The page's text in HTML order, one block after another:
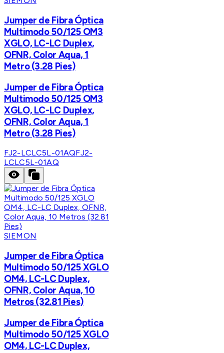
Jumper de Fibra Óptica
Multimodo 50/125 OM3
XGLO, LC-LC Duplex,
OFNR, Color Aqua, 1
Metro (3.28 Pies)
Jumper de Fibra Óptica
Multimodo 50/125 OM3
XGLO, LC-LC Duplex,
OFNR, Color Aqua, 1
Metro (3.28 Pies)
FJ2-LCLC5L-01AQFJ2-
LCLC5L-01AQ
SIEMON
Jumper de Fibra Óptica
Multimodo 50/125 XGLO
OM4, LC-LC Duplex,
OFNR, Color Aqua, 10
Metros (32.81 Pies)
Jumper de Fibra Óptica
Multimodo 50/125 XGLO
OM4, LC-LC Duplex,